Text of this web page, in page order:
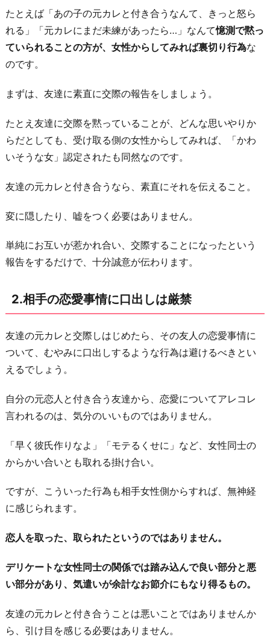
友
を
相
役
し
な
い
必
要
上
に
を
遣
わ
な
い
無
理
友
情
確
し
う
と
な
い
たとえば「あの子の元カレと付き合うなんて、きっと怒ら
れる」「元カレにまだ未練があったら…」なんて憶測で黙っ
ていられることの方が、女性からしてみれば裏切り行為な
のです。
まずは、友達に素直に交際の報告をしましょう。
たとえ友達に交際を黙っていることが、どんな思いやりか
らだとしても、受け取る側の女性からしてみれば、「かわ
いそうな女」認定されたも同然なのです。
友達の元カレと付き合うなら、素直にそれを伝えること。
変に隠したり、嘘をつく必要はありません。
単純にお互いが惹かれ合い、交際することになったという
報告をするだけで、十分誠意が伝わります。
2.相手の恋愛事情に口出しは厳禁
友達の元カレと交際しはじめたら、その友人の恋愛事情に
ついて、むやみに口出しするような行為は避けるべきとい
えるでしょう。
自分の元恋人と付き合う友達から、恋愛についてアレコレ
言われるのは、気分のいいものではありません。
「早く彼氏作りなよ」「モテるくせに」など、女性同士の
からかい合いとも取れる掛け合い。
ですが、こういった行為も相手女性側からすれば、無神経
に感じられます。
恋人を取った、取られたというのではありません。
デリケートな女性同士の関係では踏み込んで良い部分と悪
い部分があり、気遣いが余計なお節介にもなり得るもの。
友達の元カレと付き合うことは悪いことではありませんか
ら、引け目を感じる必要はありません。